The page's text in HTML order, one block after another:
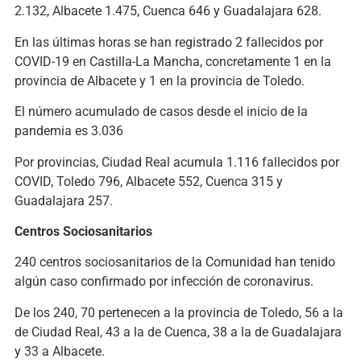
2.132, Albacete 1.475, Cuenca 646 y Guadalajara 628.
En las últimas horas se han registrado 2 fallecidos por
COVID-19 en Castilla-La Mancha, concretamente 1 en la
provincia de Albacete y 1 en la provincia de Toledo.
El número acumulado de casos desde el inicio de la
pandemia es 3.036
Por provincias, Ciudad Real acumula 1.116 fallecidos por
COVID, Toledo 796, Albacete 552, Cuenca 315 y
Guadalajara 257.
Centros Sociosanitarios
240 centros sociosanitarios de la Comunidad han tenido
algún caso confirmado por infección de coronavirus.
De los 240, 70 pertenecen a la provincia de Toledo, 56 a la
de Ciudad Real, 43 a la de Cuenca, 38 a la de Guadalajara
y 33 a Albacete.